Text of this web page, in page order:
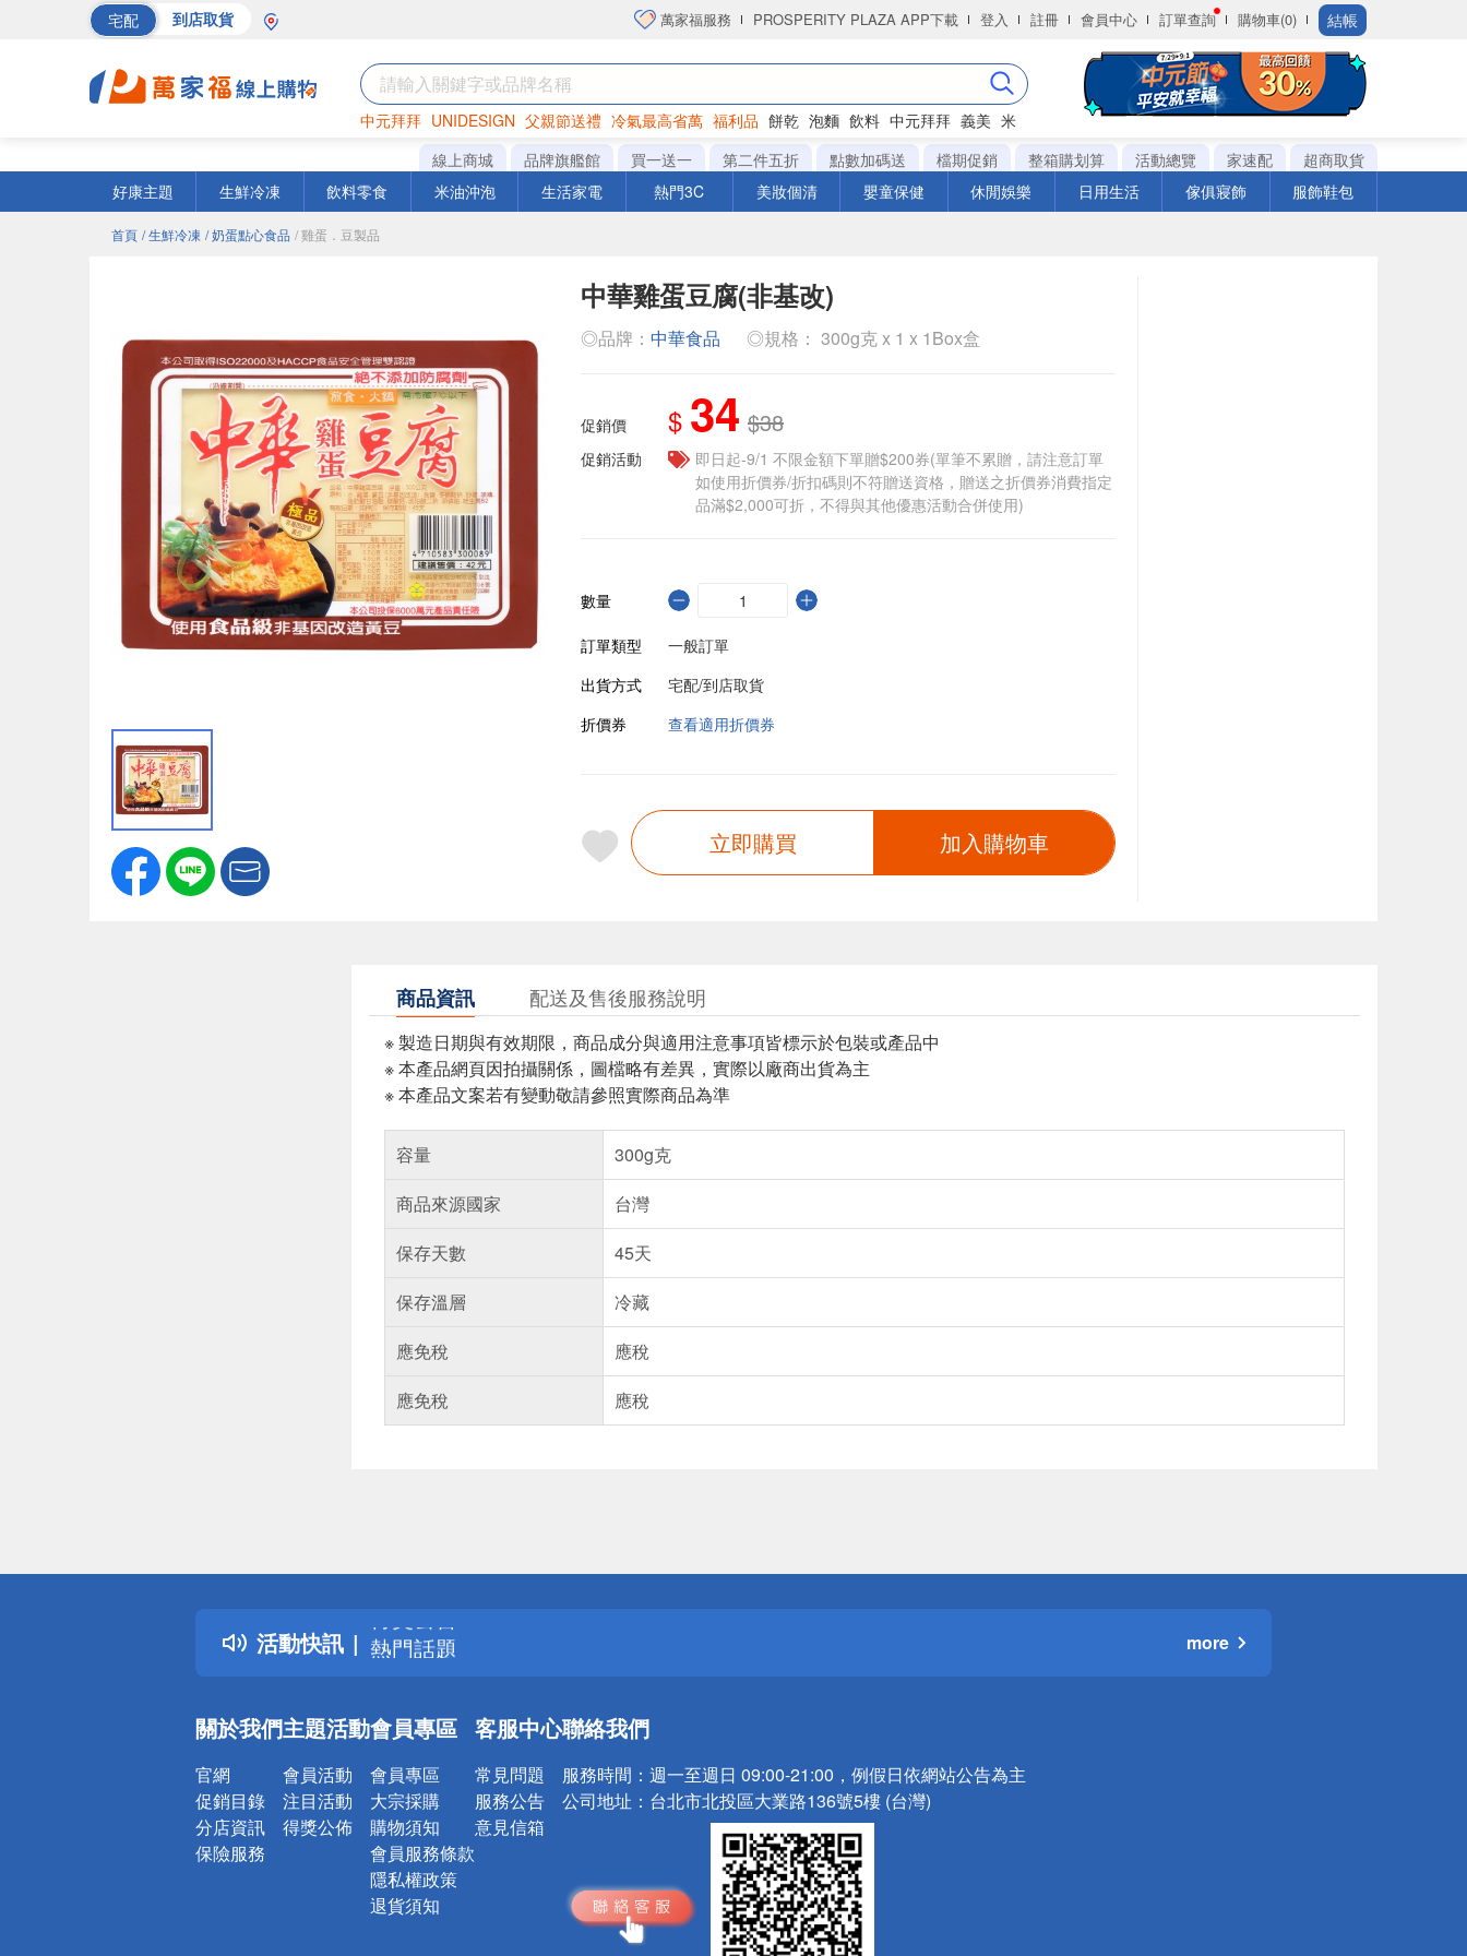
宅配 到店取貨 萬家福服務 PROSPERITY PLAZA APP下載 登入 註冊 會員中心 訂單查詢 購物車(0) 結帳
中元拜拜 UNIDESIGN 父親節送禮 冷氣最高省萬 福利品 餅乾 泡麵 飲料 中元拜拜 義美 米
罐頭 海苔 洋芋片
線上商城 品牌旗艦館 買一送一 第二件五折 點數加碼送 檔期促銷 整箱購划算 活動總覽 家速配
超商取貨
好康主題
生鮮冷凍 飲料零食 米油沖泡 生活家電 熱門3C 美妝個清 嬰童保健 休閒娛樂 日用生活 傢俱寢飾 服飾鞋包
首頁 / 生鮮冷凍 / 奶蛋點心食品 / 雞蛋．豆製品
中華雞蛋豆腐(非基改)
◎品牌： 中華食品 ◎規格： 300g克 x 1 x 1Box盒
促銷價 $ 34 $38
促銷活動
即日起-9/1 不限金額下單贈$200券(單筆不累贈，請注意訂單
如使用折價券/折扣碼則不符贈送資格，贈送之折價券消費指定
品滿$2,000可折，不得與其他優惠活動合併使用)
數量
訂單類型
一般訂單
出貨方式
宅配/到店取貨
折價券
查看適用折價券
立即購買 加入購物車
商品資訊 配送及售後服務說明
※ 製造日期與有效期限，商品成分與適用注意事項皆標示於包裝或產品中
※ 本產品網頁因拍攝關係，圖檔略有差異，實際以廠商出貨為主
※ 本產品文案若有變動敬請參照實際商品為準
容量
300g克
商品來源國家
台灣
保存天數
45天
保存溫層
冷藏
應免稅
應稅
應免稅
應稅
活動快訊
詐騙網頁！請小心！
得獎公告
熱門話題
銀行優惠
詐騙網頁！請小心！
more
關於我們
官網
促銷目錄
分店資訊
保險服務
主題活動
會員活動
注目活動
得獎公佈
會員專區
會員專區
大宗採購
購物須知
會員服務條款
隱私權政策
退貨須知
客服中心
常見問題
服務公告
意見信箱
聯絡我們
服務時間： 週一至週日 09:00-21:00，例假日依網站公告為主
公司地址： 台北市北投區大業路136號5樓 (台灣)